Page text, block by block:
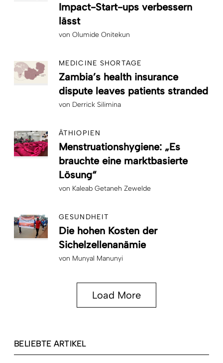
Impact-Start-ups verbessern
lässt
von Olumide Onitekun
MEDICINE SHORTAGE
Zambia’s health insurance
dispute leaves patients stranded
von Derrick Silimina
ÄTHIOPIEN
Menstruationshygiene: „Es
brauchte eine marktbasierte
Lösung“
von Kaleab Getaneh Zewelde
GESUNDHEIT
Die hohen Kosten der
Sichelzellenanämie
von Munyal Manunyi
Load More
BELIEBTE ARTIKEL